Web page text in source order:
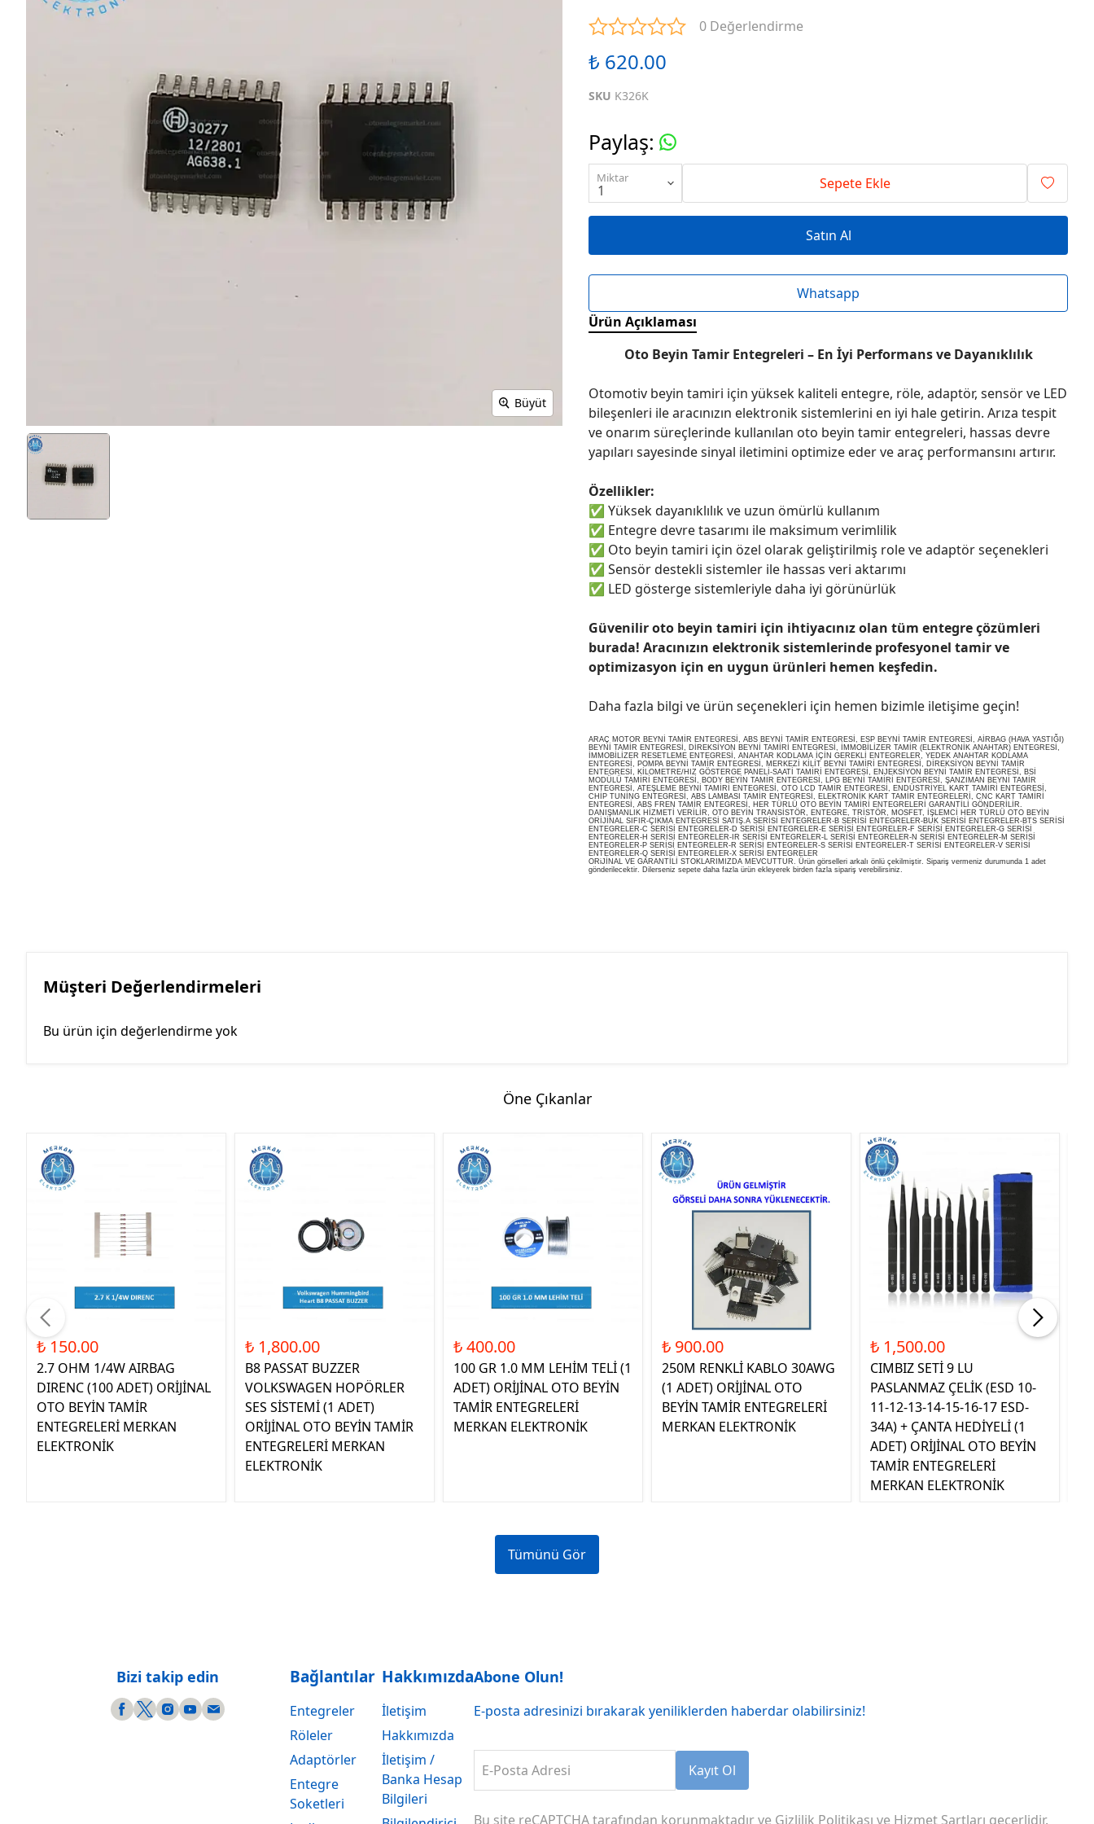
R SERİSİ ENTEGRELER
U SERİSİ ENTEGRELER
Z SERİSİ ENTEGRELER KARIŞIK SERİ ENTEGRELER
Büyüt
0 Değerlendirme
₺ 620.00
SKU K326K
Paylaş:
Miktar Sepete Ekle
Satın Al
Whatsapp
Ürün Açıklaması
Oto Beyin Tamir Entegreleri – En İyi Performans ve Dayanıklılık
Otomotiv beyin tamiri için yüksek kaliteli entegre, röle, adaptör, sensör ve LED
bileşenleri ile aracınızın elektronik sistemlerini en iyi hale getirin. Arıza tespit
ve onarım süreçlerinde kullanılan oto beyin tamir entegreleri, hassas devre
yapıları sayesinde sinyal iletimini optimize eder ve araç performansını artırır.
Özellikler:
✅ Yüksek dayanıklılık ve uzun ömürlü kullanım
✅ Entegre devre tasarımı ile maksimum verimlilik
✅ Oto beyin tamiri için özel olarak geliştirilmiş role ve adaptör seçenekleri
✅ Sensör destekli sistemler ile hassas veri aktarımı
✅ LED gösterge sistemleriyle daha iyi görünürlük
Güvenilir oto beyin tamiri için ihtiyacınız olan tüm entegre çözümleri
burada! Aracınızın elektronik sistemlerinde profesyonel tamir ve
optimizasyon için en uygun ürünleri hemen keşfedin.
Daha fazla bilgi ve ürün seçenekleri için hemen bizimle iletişime geçin!
ARAÇ MOTOR BEYNİ TAMİR ENTEGRESİ, ABS BEYNİ TAMİR ENTEGRESİ, ESP BEYNİ TAMİR ENTEGRESİ, AİRBAG (HAVA YASTIĞI)
BEYNİ TAMİR ENTEGRESİ, DİREKSİYON BEYNİ TAMİRİ ENTEGRESİ, İMMOBİLİZER TAMİR (ELEKTRONİK ANAHTAR) ENTEGRESİ,
İMMOBİLİZER RESETLEME ENTEGRESİ, ANAHTAR KODLAMA İÇİN GEREKLİ ENTEGRELER, YEDEK ANAHTAR KODLAMA
ENTEGRESİ, POMPA BEYNİ TAMİR ENTEGRESİ, MERKEZİ KİLİT BEYNİ TAMİRİ ENTEGRESİ, DİREKSİYON BEYNİ TAMİR
ENTEGRESİ, KİLOMETRE/HIZ GÖSTERGE PANELİ-SAATİ TAMİRİ ENTEGRESİ, ENJEKSİYON BEYNİ TAMİR ENTEGRESİ, BSİ
MODÜLÜ TAMİRİ ENTEGRESİ, BODY BEYİN TAMİR ENTEGRESİ, LPG BEYNİ TAMİRİ ENTEGRESİ, ŞANZIMAN BEYNİ TAMİR
ENTEGRESİ, ATEŞLEME BEYNİ TAMİRİ ENTEGRESİ, OTO LCD TAMİR ENTEGRESİ, ENDÜSTRİYEL KART TAMİRİ ENTEGRESİ,
CHİP TUNİNG ENTEGRESİ, ABS LAMBASI TAMİR ENTEGRESİ, ELEKTRONİK KART TAMİR ENTEGRELERİ, CNC KART TAMİRİ
ENTEGRESİ, ABS FREN TAMİR ENTEGRESİ, HER TÜRLÜ OTO BEYİN TAMİRİ ENTEGRELERİ GARANTİLİ GÖNDERİLİR.
DANIŞMANLIK HİZMETİ VERİLİR, OTO BEYİN TRANSİSTÖR, ENTEGRE, TRİSTÖR, MOSFET, İŞLEMCİ HER TÜRLÜ OTO BEYİN
ORİJİNAL SIFIR-ÇIKMA ENTEGRESİ SATIŞ.A SERİSİ ENTEGRELER-B SERİSİ ENTEGRELER-BUK SERİSİ ENTEGRELER-BTS SERİSİ
ENTEGRELER-C SERİSİ ENTEGRELER-D SERİSİ ENTEGRELER-E SERİSİ ENTEGRELER-F SERİSİ ENTEGRELER-G SERİSİ
ENTEGRELER-H SERİSİ ENTEGRELER-IR SERİSİ ENTEGRELER-L SERİSİ ENTEGRELER-N SERİSİ ENTEGRELER-M SERİSİ
ENTEGRELER-P SERİSİ ENTEGRELER-R SERİSİ ENTEGRELER-S SERİSİ ENTEGRELER-T SERİSİ ENTEGRELER-V SERİSİ
ENTEGRELER-Q SERİSİ ENTEGRELER-X SERİSİ ENTEGRELER
ORiJİNAL VE GARANTİLİ STOKLARIMIZDA MEVCUTTUR. Ürün görselleri arkalı önlü çekilmiştir. Sipariş vermeniz durumunda 1 adet
gönderilecektir. Dilerseniz sepete daha fazla ürün ekleyerek birden fazla sipariş verebilirsiniz.
Müşteri Değerlendirmeleri
Bu ürün için değerlendirme yok
Öne Çıkanlar
₺ 150.00
2.7 OHM 1/4W AIRBAG
DIRENC (100 ADET) ORİJİNAL
OTO BEYİN TAMİR
ENTEGRELERİ MERKAN
ELEKTRONİK
₺ 1,800.00
B8 PASSAT BUZZER
VOLKSWAGEN HOPÖRLER
SES SİSTEMİ (1 ADET)
ORİJİNAL OTO BEYİN TAMİR
ENTEGRELERİ MERKAN
ELEKTRONİK
₺ 400.00
100 GR 1.0 MM LEHİM TELİ (1
ADET) ORİJİNAL OTO BEYİN
TAMİR ENTEGRELERİ
MERKAN ELEKTRONİK
₺ 900.00
250M RENKLİ KABLO 30AWG
(1 ADET) ORİJİNAL OTO
BEYİN TAMİR ENTEGRELERİ
MERKAN ELEKTRONİK
₺ 1,500.00
CIMBIZ SETİ 9 LU
PASLANMAZ ÇELİK (ESD 10-
11-12-13-14-15-16-17 ESD-
34A) + ÇANTA HEDİYELİ (1
ADET) ORİJİNAL OTO BEYİN
TAMİR ENTEGRELERİ
MERKAN ELEKTRONİK
Tümünü Gör
Bizi takip edin Bağlantılar
Entegreler
Röleler
Adaptörler
Entegre
Soketleri
Hakkımızda
İletişim
Hakkımızda
İletişim /
Banka Hesap
Bilgileri
Abone Olun!
E-posta adresinizi bırakarak yeniliklerden haberdar olabilirsiniz!
E-Posta Adresi Kayıt Ol
Bu site reCAPTCHA tarafından korunmaktadır ve Gizlilik Politikası ve Hizmet Şartları geçerlidir.